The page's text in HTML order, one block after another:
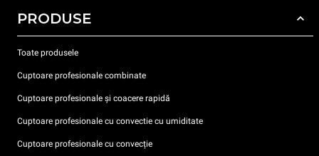
PRODUSE
Toate produsele
Cuptoare profesionale combinate
Cuptoare profesionale și coacere rapidă
Cuptoare profesionale cu convectie cu umiditate
Cuptoare profesionale cu convecție